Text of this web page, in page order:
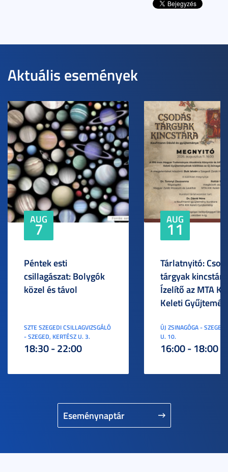
Aktuális események
Eseménynaptár
AUG
7
Péntek esti
csillagászat: Bolygók
közel és távol
SZTE SZEGEDI CSILLAGVIZSGÁLÓ
- SZEGED, KERTÉSZ U. 3.
18:30 - 22:00
AUG
11
Tárlatnyitó:
tárgyak
Ízelítő az MTA
Keleti
ÚJ ZSINAGÓGA -
U. 10.
16:00 - 18:00